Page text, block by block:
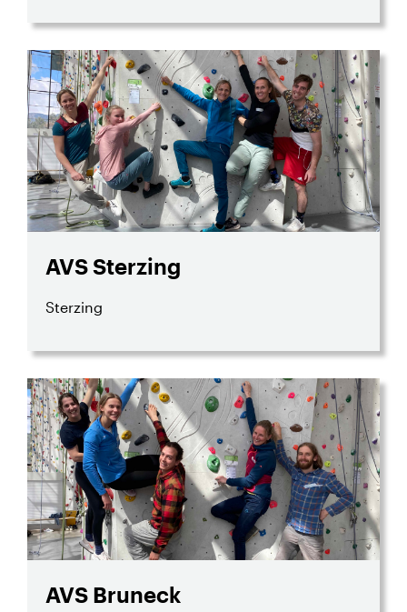
AVS Sterzing
Sterzing
AVS Bruneck